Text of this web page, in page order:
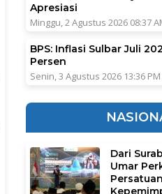
Apresiasi
Minggu, 2 Agustus 2026 08:37
BPS: Inflasi Sulbar Juli
Persen
Senin, 3 Agustus 2026 13:36 PM
Dari
Umar